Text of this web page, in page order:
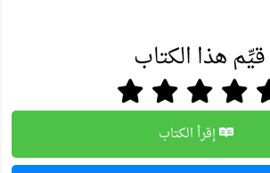
قيِّم هذا الكتاب
إقرأ الكتاب